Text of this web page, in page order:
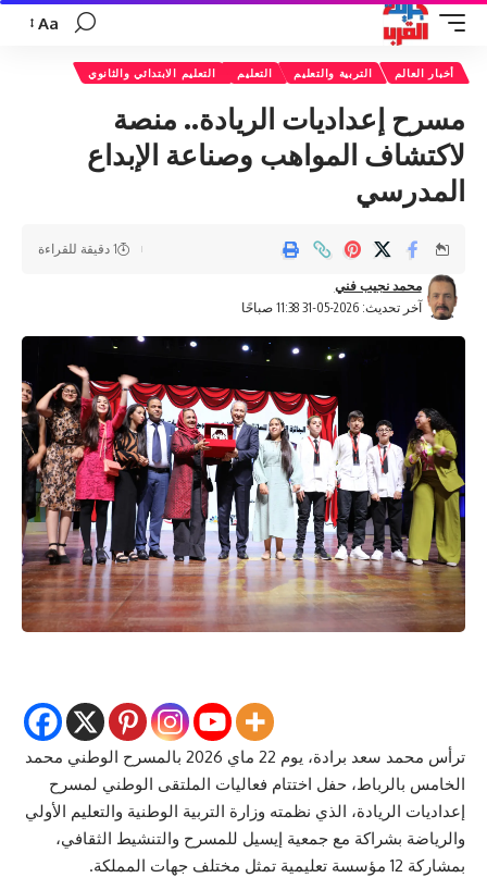
تغيير
Aa
أخبار العالم التربية والتعليم التعليم التعليم الابتدائي والثانوي
مسرح إعداديات الريادة.. منصة
لاكتشاف المواهب وصناعة الإبداع
المدرسي
آخر تحديث: 2026-05-31 11:38 صباحًا
محمد نجيب فني
1 دقيقة للقراءة
ترأس محمد سعد برادة، يوم 22 ماي 2026 ب
المسرح الوطني محمد
الخامس بالرباط، حفل اختتام فعاليات الملتقى الوطني لمسرح
إعداديات الريادة، الذي نظمته وزارة التربية الوطنية والتعليم الأولي
والرياضة بشراكة مع جمعية إيسيل للمسرح والتنشيط الثقافي،
بمشاركة 12 مؤسسة تعليمية تمثل مختلف جهات المملكة.